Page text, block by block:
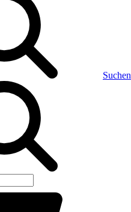
Suchen